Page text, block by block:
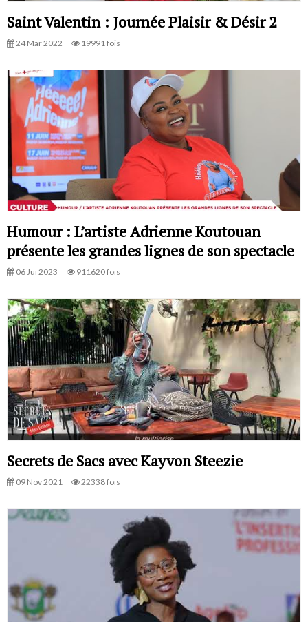
Saint Valentin : Journée Plaisir & Désir 2
24 Mar 2022 19991 fois
Humour : L’artiste Adrienne Koutouan
présente les grandes lignes de son spectacle
06 Jui 2023 911620 fois
Secrets de Sacs avec Kayvon Steezie
09 Nov 2021 22338 fois